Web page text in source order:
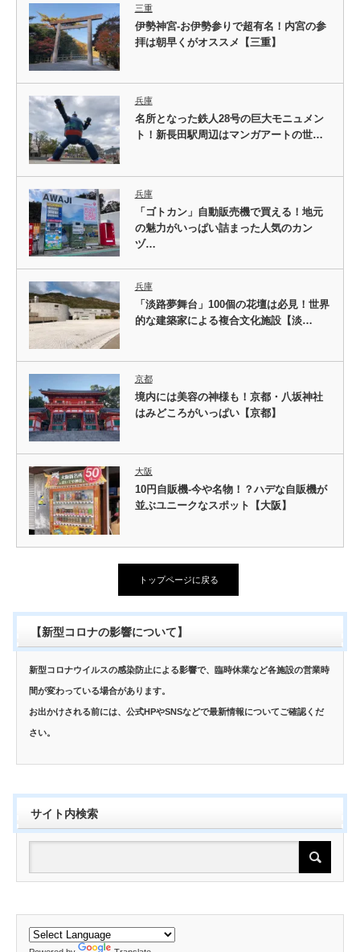
三重
伊勢神宮-お伊勢参りで超有名！内宮の参
拝は朝早くがオススメ【三重】
兵庫
名所となった鉄人28号の巨大モニュメン
ト！新長田駅周辺はマンガアートの世…
兵庫
「ゴトカン」自動販売機で買える！地元
の魅力がいっぱい詰まった人気のカン
ヅ…
兵庫
「淡路夢舞台」100個の花壇は必見！世界
的な建築家による複合文化施設【淡…
京都
境内には美容の神様も！京都・八坂神社
はみどころがいっぱい【京都】
大阪
10円自販機-今や名物！？ハデな自販機が
並ぶユニークなスポット【大阪】
トップページに戻る
【新型コロナの影響について】
新型コロナウイルスの感染防止による影響で、臨時休業など各施設の営業時
間が変わっている場合があります。
お出かけされる前には、公式HPやSNSなどで最新情報についてご確認くだ
さい。
サイト内検索